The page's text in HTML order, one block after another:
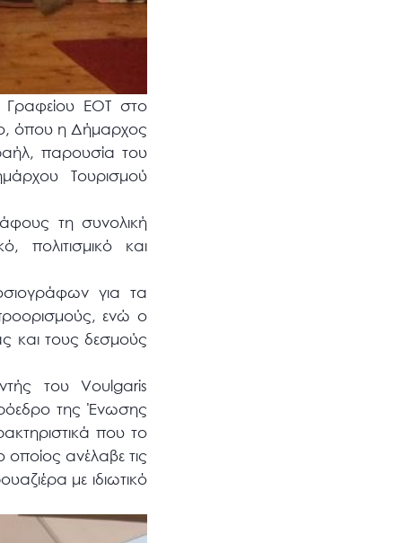
Γραφείου ΕΟΤ στο
όπου η Δήμαρχος
παρουσία του
Τουρισμού
τη συνολική
πολιτισμικό και
για τα
ενώ ο
και τους δεσμούς
του Voulgaris
της Ένωσης
που το
ανέλαβε τις
με ιδιωτικό